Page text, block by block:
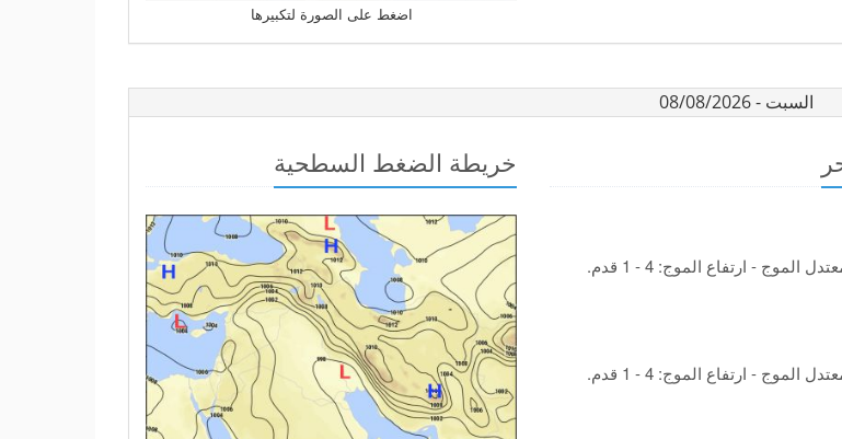
اضغط على الصورة لتكبيرها
السبت - 08/08/2026
الموج - ارتفاع الموج: 4 - 1 قدم.
الموج - ارتفاع الموج: 4 - 1 قدم.
خريطة الضغط السطحية